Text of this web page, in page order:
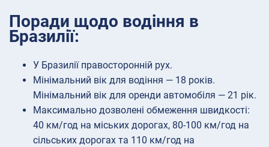
Поради щодо водіння в
Бразилії:
У Бразилії правосторонній рух.
Мінімальний вік для водіння — 18 років.
Мінімальний вік для оренди автомобіля — 21 рік.
Максимально дозволені обмеження швидкості:
40 км/год на міських дорогах, 80-100 км/год на
сільських дорогах та 110 км/год на